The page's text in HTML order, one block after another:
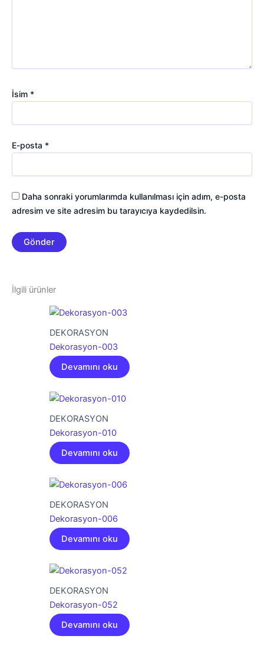
İsim *
E-posta *
Daha sonraki yorumlarımda kullanılması için adım, e-posta
adresim ve site adresim bu tarayıcıya kaydedilsin.
İlgili ürünler
DEKORASYON
Dekorasyon-003
Devamını oku
DEKORASYON
Dekorasyon-010
Devamını oku
DEKORASYON
Dekorasyon-006
Devamını oku
DEKORASYON
Dekorasyon-052
Devamını oku